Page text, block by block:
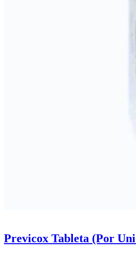
Previcox Tableta (Por